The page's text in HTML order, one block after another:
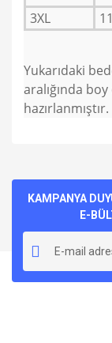
3XL
Yukarıdaki
aralığında
hazırlanmıştır.
kullanarak
Görüş ve
Ürün resmi
Ürün
Ürün
Ürün fiyatı
KAMPANYA
E-